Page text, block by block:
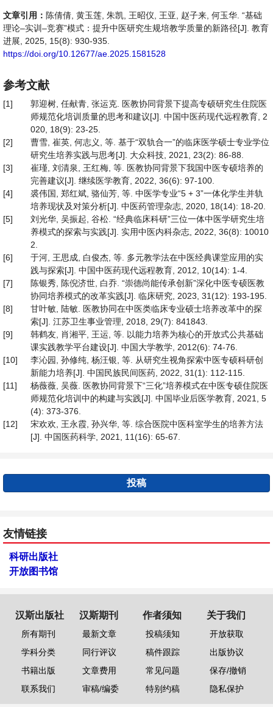
文章引用： 陈倩倩, 黄玉莲, 朱凯, 王昭仪, 王亚, 赵子来, 何玉华. “基础
理论–实训–竞赛”模式：提升中医研究生规培教学质量的新路径[J]. 教育
进展, 2025, 15(8): 930-935.
https://doi.org/10.12677/ae.2025.1581528
参考文献
[1]
郭迎树, 任献青, 张运克. 医教协同背景下提高专硕研究生住院医
师规范化培训质量的思考和建议[J]. 中国中医药现代远程教育, 2
020, 18(9): 23-25.
[2]
曹雪, 崔英, 何志义, 等. 基于“双轨合一”的临床医学硕士专业学位
研究生培养实践与思考[J]. 大众科技, 2021, 23(2): 86-88.
[3]
崔瑾, 刘清泉, 王红梅, 等. 医教协同背景下我国中医专硕培养的
完善建议[J]. 继续医学教育, 2022, 36(6): 97-100.
[4]
裘伟国, 郑红斌, 骆仙芳, 等. 中医学专业“5 + 3”一体化学生并轨
培养现状及对策分析[J]. 中医药管理杂志, 2020, 18(14): 18-20.
[5]
刘光华, 吴振起, 谷松. “经典临床科研”三位一体中医学研究生培
养模式的探索与实践[J]. 实用中医内科杂志, 2022, 36(8): 10010
2.
[6]
于河, 王思成, 白俊杰, 等. 多元教学法在中医经典课堂应用的实
践与探索[J]. 中国中医药现代远程教育, 2012, 10(14): 1-4.
[7]
陈银秀, 陈倪济世, 白乔. “崇德尚能传承创新”深化中医专硕医教
协同培养模式的改革实践[J]. 临床研究, 2023, 31(12): 193-195.
[8]
甘叶敏, 陆敏. 医教协同在中医类临床专业硕士培养改革中的探
索[J]. 江苏卫生事业管理, 2018, 29(7): 841843.
[9]
韩鹤友, 肖湘平, 王运, 等. 以能力培养为核心的开放式公共基础
课实践教学平台建设[J]. 中国大学教学, 2012(6): 74-76.
[10]
李沁园, 孙修纯, 杨汪银, 等. 从研究生视角探索中医专硕科研创
新能力培养[J]. 中国民族民间医药, 2022, 31(1): 112-115.
[11]
杨薇薇, 吴薇. 医教协同背景下“三化”培养模式在中医专硕住院医
师规范化培训中的构建与实践[J]. 中国毕业后医学教育, 2021, 5
(4): 373-376.
[12]
宋欢欢, 王永霞, 孙兴华, 等. 综合医院中医科室学生的培养方法
[J]. 中国医药科学, 2021, 11(16): 65-67.
投稿
友情链接
科研出版社
开放图书馆
汉斯出版社
所有期刊
学科分类
书籍出版
联系我们
汉斯期刊
最新文章
同行评议
文章费用
审稿/编委
作者须知
投稿须知
稿件跟踪
常见问题
特别约稿
关于我们
开放获取
出版协议
保存/撤销
隐私保护